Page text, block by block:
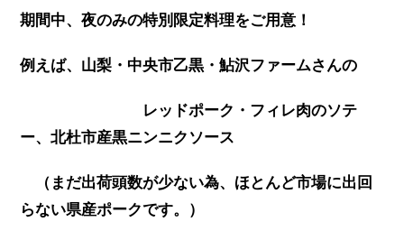
期間中、夜のみの特別限定料理をご用意！
例えば、山梨・中央市乙黒・鮎沢ファームさんの
レッドポーク・フィレ肉のソテ
ー、北杜市産黒ニンニクソース
（まだ出荷頭数が少ない為、ほとんど市場に出回
らない県産ポークです。）